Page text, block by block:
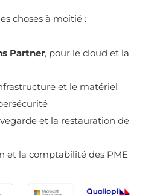
choses à moitié :
Partner, pour le cloud et la
et le matériel
et la restauration de
et la comptabilité des PME